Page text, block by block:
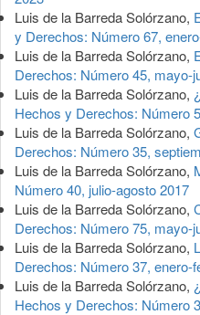
Luis de la Barreda Solórzano,
y Derechos: Número 67,
Luis de la Barreda Solórzano,
Derechos: Número 45, mayo-
Luis de la Barreda Solórzano,
Hechos y Derechos: Número
Luis de la Barreda Solórzano,
Derechos: Número 35,
Luis de la Barreda Solórzano,
Número 40, julio-agosto 2017
Luis de la Barreda Solórzano,
Derechos: Número 75, mayo-
Luis de la Barreda Solórzano,
Derechos: Número 37, enero-
Luis de la Barreda Solórzano,
Hechos y Derechos: Número